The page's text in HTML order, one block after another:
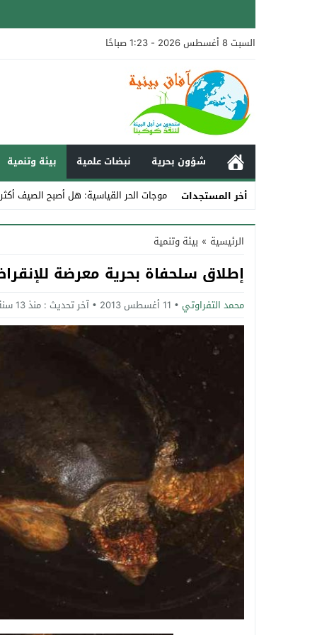
السبت 8 أغسطس 2026 - 1:23 صباحًا
شؤون بحرية نبضات علمية
بيئة وتنمية
أخر المستجدات
موجات الحر القياسية: هل أصبح الصيف
Stop
Previous
Next
الرئيسية » بيئة وتنمية
إطلاق سلحفاة بحرية معرضة
محمد التفراوتي 11 أغسطس 2013 آخر تحديث : منذ 13 سنة